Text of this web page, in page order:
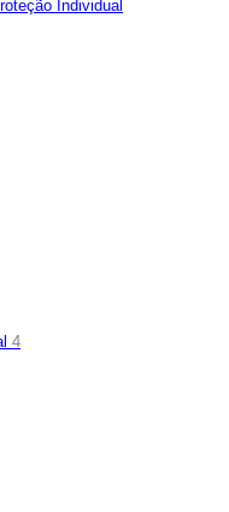
Individual
4